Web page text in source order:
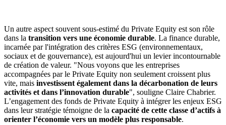
Un autre aspect souvent sous-estimé du Private Equity est son rôle
dans la transition vers une économie durable. La finance durable,
incarnée par l'intégration des critères ESG (environnementaux,
sociaux et de gouvernance), est aujourd'hui un levier incontournable
de création de valeur. "Nous voyons que les entreprises
accompagnées par le Private Equity non seulement croissent plus
vite, mais investissent également dans la décarbonation de leurs
activités et dans l’innovation durable", souligne Claire Chabrier.
L’engagement des fonds de Private Equity à intégrer les enjeux ESG
dans leur stratégie témoigne de la capacité de cette classe d’actifs à
orienter l’économie vers un modèle plus responsable.